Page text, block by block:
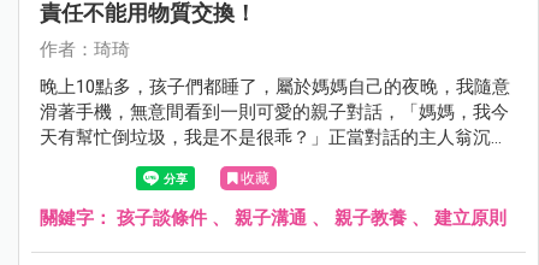
責任不能用物質交換！
作者：琦琦
晚上10點多，孩子們都睡了，屬於媽媽自己的夜晚，我隨意
滑著手機，無意間看到一則可愛的親子對話，「媽媽，我今
天有幫忙倒垃圾，我是不是很乖？」正當對話的主人翁沉浸
在孩子很乖巧的情境裡，忽然下一句「那我可以買最新型的
樂高嗎？」蹦的一聲，一秒瞬間打回現實。看到這我也莞爾
一笑，當孩子會談條件時，就表示爸媽又遇到下一個教養關
收藏
關鍵字： 孩子談條件 、 親子溝通 、 親子教養 、 建立原則